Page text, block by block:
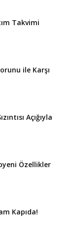
Takvimi
ile Karşı
Açığıyla
Özellikler
Kapıda!